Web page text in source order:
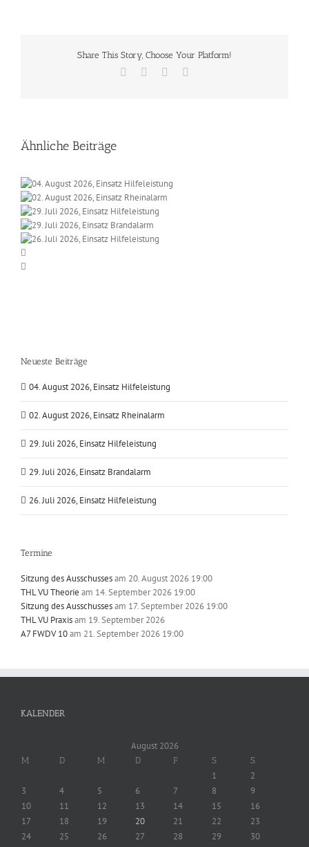
Share This Story, Choose Your Platform!
Facebook
Ähnliche Beiträge
Neueste Beiträge
04. August 2026, Einsatz Hilfeleistung
02. August 2026, Einsatz Rheinalarm
29. Juli 2026, Einsatz Hilfeleistung
29. Juli 2026, Einsatz Brandalarm
26. Juli 2026, Einsatz Hilfeleistung
Termine
Sitzung des Ausschussesam 20. August 2026 19:00
THL VU Theorie am 14. September 2026 19:00
Sitzung des Ausschussesam 17. September 2026 19:00
THL VU Praxisam 19. September 2026
A7 FWDV 10am 21. September 2026 19:00
KALENDER
August 2026
M D M D F S S
1
2
3
4 5 6 7 8
9
10
11 12 13 14 15
16
17
18 19 20 21 22
23
24
25 26 27 28 29
30